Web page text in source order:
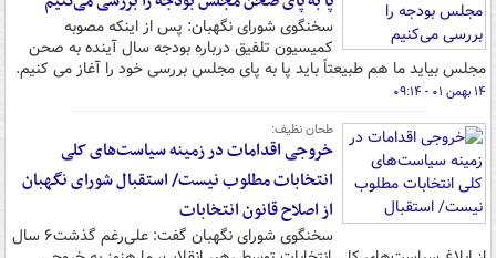
سخنگوی شورای نگهبان: پس از اینکه مصوبه
کمیسیون تلفیق درباره بودجه سال آینده به صحن
مجلس بیاید ما هم طبیعتاً باید پا به پای مجلس بررسی خود را آغاز می کنیم.
۱۴ بهمن ۰۱ - ۰۹:۱۴
طحان نظیف:
خروجی اقدامات در زمینه سیاست‌های کلی
انتخابات مطلوب نیست/ استقبال شورای نگهبان
از اصلاح قانون انتخابات
سخنگوی شورای نگهبان گفت: علی‌رغم گذشت۶ سال